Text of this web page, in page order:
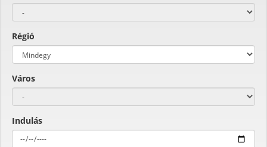
Régió
Város
Indulás